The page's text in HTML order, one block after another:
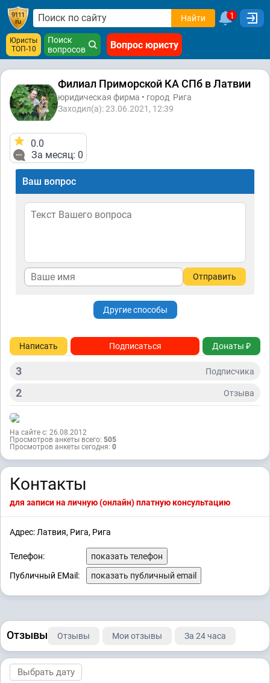
Найти 1
Юристы
ТОП-10
Поиск
вопросов
Вопрос юристу
Филиал Приморской КА СПб в Латвии
юридическая фирма • город Рига
Заходил(а): 23.06.2021, 12:39
0.0
За месяц: 0
Ваш вопрос
Отправить
Другие способы
Написать Подписаться Донаты ₽
3 Подписчикa
2 Отзывa
На сайте с: 26.08.2012
Просмотров анкеты всего: 505
Просмотров анкеты сегодня: 0
Контакты
для записи на личную (онлайн) платную консультацию
Адрес: Латвия, Рига, Рига
Телефон:
показать телефон
Публичный EMail:
показать публичный email
Отзывы Отзывы Мои отзывы За 24 часа